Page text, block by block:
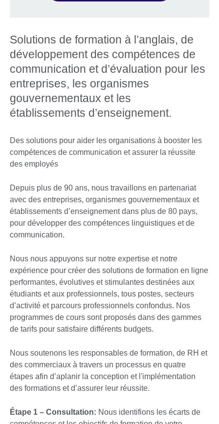
Solutions de formation à l’anglais, de
développement des compétences de
communication et d’évaluation pour les
entreprises, les organismes
gouvernementaux et les
établissements d’enseignement.
Des solutions pour aider les organisations à booster les
compétences de communication et assurer la réussite
des employés
Depuis plus de 90 ans, nous travaillons en partenariat
avec des entreprises, organismes gouvernementaux et
établissements d’enseignement dans plus de 80 pays,
pour développer des compétences linguistiques et de
communication.
Nous nous appuyons sur notre expertise et notre
expérience pour créer des solutions de formation en ligne
performantes, évolutives et stimulantes destinées aux
étudiants et aux professionnels, tous postes, secteurs
d’activité et parcours professionnels confondus. Nos
programmes de cours sont proposés dans des gammes
de tarifs pour satisfaire différents budgets.
Nous soutenons les responsables de formation, de RH et
des commerciaux à travers un processus en quatre
étapes afin d’aplanir la conception et l'implémentation
des formations et d’assurer leur réussite.
Étape 1 – Consultation: Nous identifions les écarts de